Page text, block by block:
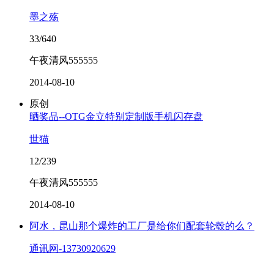
墨之殇
33/640
午夜清风555555
2014-08-10
原创
晒奖品--OTG金立特别定制版手机闪存盘
世猫
12/239
午夜清风555555
2014-08-10
阿水，昆山那个爆炸的工厂是给你们配套轮毂的么？
通讯网-13730920629